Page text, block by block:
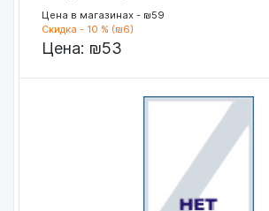
Цена в магазинах - ₪59
Скидка - 10 % (₪6)
Цена: ₪53